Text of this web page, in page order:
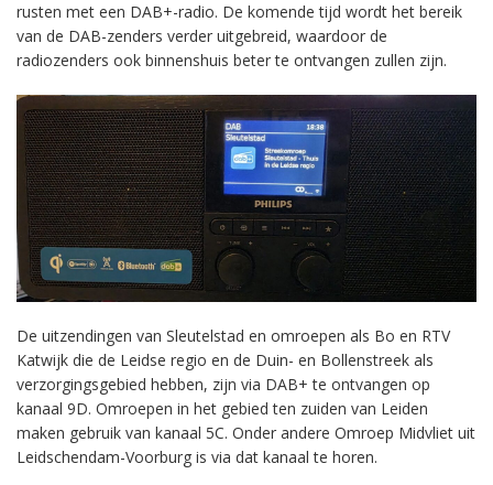
rusten met een DAB+-radio. De komende tijd wordt het bereik
van de DAB-zenders verder uitgebreid, waardoor de
radiozenders ook binnenshuis beter te ontvangen zullen zijn.
De uitzendingen van Sleutelstad en omroepen als Bo en RTV
Katwijk die de Leidse regio en de Duin- en Bollenstreek als
verzorgingsgebied hebben, zijn via DAB+ te ontvangen op
kanaal 9D. Omroepen in het gebied ten zuiden van Leiden
maken gebruik van kanaal 5C. Onder andere Omroep Midvliet uit
Leidschendam-Voorburg is via dat kanaal te horen.